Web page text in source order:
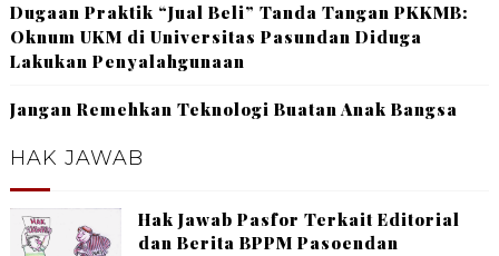
Dugaan Praktik “Jual Beli” Tanda Tangan PKKMB:
Oknum UKM di Universitas Pasundan Diduga
Lakukan Penyalahgunaan
Jangan Remehkan Teknologi Buatan Anak Bangsa
HAK JAWAB
Hak Jawab Pasfor Terkait Editorial
dan Berita BPPM Pasoendan